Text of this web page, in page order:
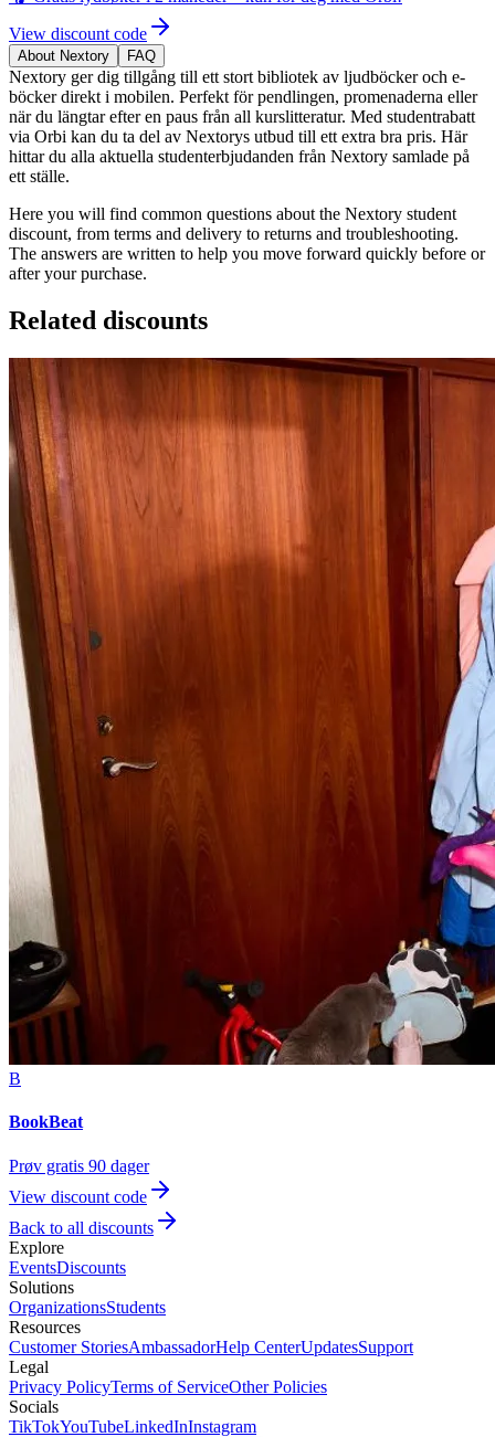
View discount code
About Nextory FAQ
Nextory ger dig tillgång till ett stort bibliotek av ljudböcker och e-
böcker direkt i mobilen. Perfekt för pendlingen, promenaderna eller
när du längtar efter en paus från all kurslitteratur. Med studentrabatt
via Orbi kan du ta del av Nextorys utbud till ett extra bra pris. Här
hittar du alla aktuella studenterbjudanden från Nextory samlade på
ett ställe.
Here you will find common questions about the Nextory student
discount, from terms and delivery to returns and troubleshooting.
The answers are written to help you move forward quickly before or
after your purchase.
Related discounts
B
BookBeat
Prøv gratis 90 dager
View discount code
Back to all discounts
Explore
EventsDiscounts
Solutions
OrganizationsStudents
Resources
Customer StoriesAmbassadorHelp CenterUpdatesSupport
Legal
Privacy PolicyTerms of ServiceOther Policies
Socials
TikTokYouTubeLinkedInInstagram